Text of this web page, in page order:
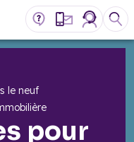
le neuf
pour